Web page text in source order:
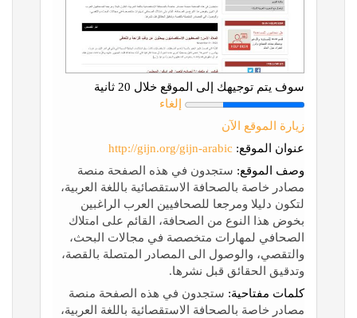
سوف يتم توجيهك إلى الموقع خلال 20 ثانية
إلغاء
زيارة الموقع الآن
عنوان الموقع: http://gijn.org/gijn-arabic
وصف الموقع: ستجدون في هذه الصفحة منصة
مصادر خاصة بالصحافة الاستقصائية باللغة العربية،
لتكون دليلا ومرجعا للصحافيين العرب الراغبين
بخوض هذا النوع من الصحافة، القائم على امتلاك
الصحافي لمهارات متخصصة في مجالات البحث،
والتقصي، والوصول الى المصادر المتصلة بالقصة،
وتدقيق الحقائق قبل نشرها.
كلمات مفتاحية: ستجدون في هذه الصفحة منصة
مصادر خاصة بالصحافة الاستقصائية باللغة العربية،